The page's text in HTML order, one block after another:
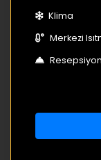
Klima
Merkezi
Resepsiyon